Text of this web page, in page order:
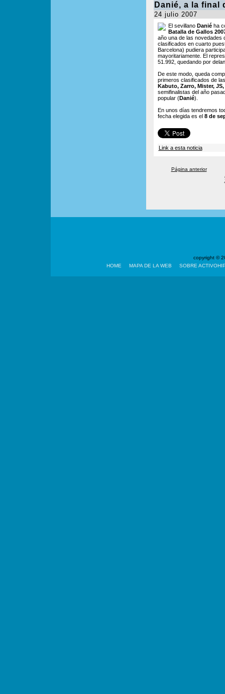
Danié, a la final
24 julio 2007
El sevillano Daniéha
Batalla de Gallos
año una de las novedades
clasificados en cuarto
Barcelona) pudiera
mayoritariamente. El
51.992, quedando por
De este modo, queda
primeros clasificados de
Kabuto, Zarro, Mister,
semifinalistas del año
popular (Danié).
En unos días tendremos
fecha elegida es el 8 de
Link a esta noticia
Página anterior
copyright ©
HOME
MAPA DE LA WEB SOBRE